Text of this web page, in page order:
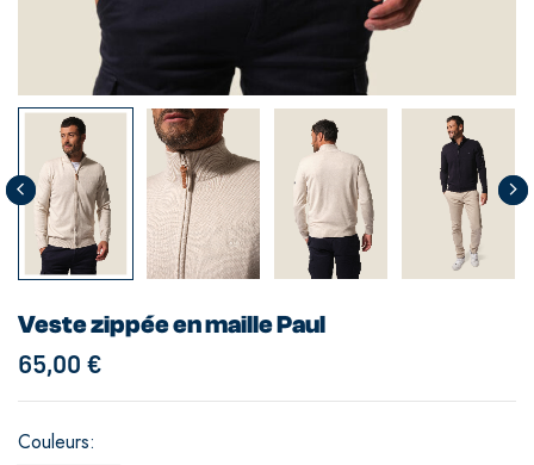
Veste zippée en maille Paul
65,00 €
Couleurs